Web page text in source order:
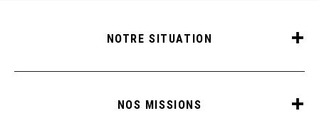
NOTRE SITUATION
NOS MISSIONS